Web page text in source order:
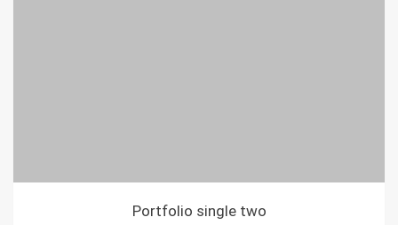
Portfolio single two